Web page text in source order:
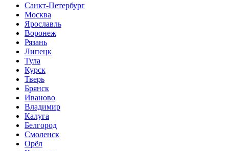
Санкт-Петербург
Москва
Ярославль
Воронеж
Рязань
Липецк
Тула
Курск
Тверь
Брянск
Иваново
Владимир
Калуга
Белгород
Смоленск
Орёл